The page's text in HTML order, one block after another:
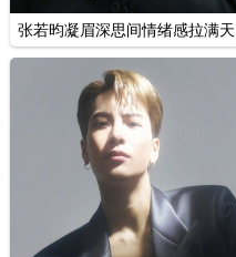
张若昀凝眉深思间情绪感拉满天
台写真